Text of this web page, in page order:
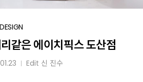
은
스같은 에이치픽스 도산점
Edit 신 진수